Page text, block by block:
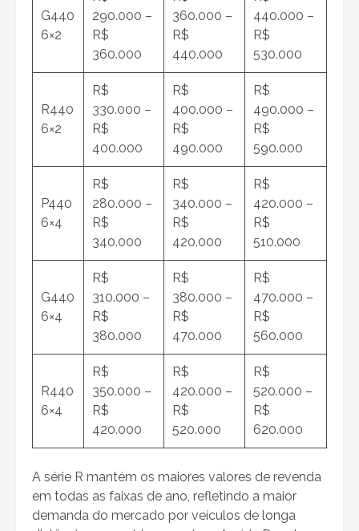
G440
6×2
290.000 –
R$
360.000
360.000 –
R$
440.000
440.000 –
R$
530.000
R440
6×2
R$
330.000 –
R$
400.000
R$
400.000 –
R$
490.000
R$
490.000 –
R$
590.000
P440
6×4
R$
280.000 –
R$
340.000
R$
340.000 –
R$
420.000
R$
420.000 –
R$
510.000
G440
6×4
R$
310.000 –
R$
380.000
R$
380.000 –
R$
470.000
R$
470.000 –
R$
560.000
R440
6×4
R$
350.000 –
R$
420.000
R$
420.000 –
R$
520.000
R$
520.000 –
R$
620.000
A série R mantém os maiores valores de revenda
em todas as faixas de ano, refletindo a maior
demanda do mercado por veículos de longa